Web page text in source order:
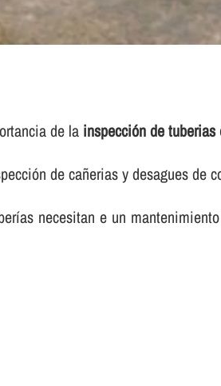
de la inspección de
de cañerias y desagues de
necesitan e un